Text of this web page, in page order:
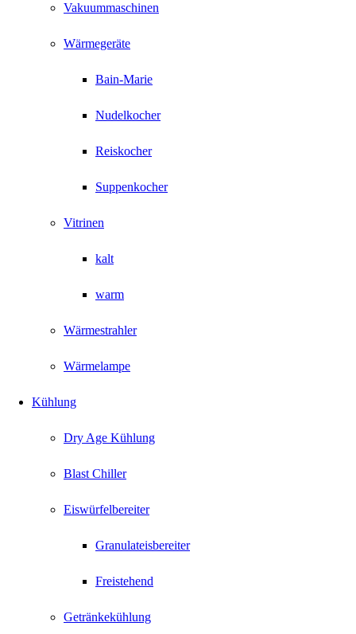
Vakuummaschinen
Wärmegeräte
Bain-Marie
Nudelkocher
Reiskocher
Suppenkocher
Vitrinen
kalt
warm
Wärmestrahler
Wärmelampe
Kühlung
Dry Age Kühlung
Blast Chiller
Eiswürfelbereiter
Granulateisbereiter
Freistehend
Getränkekühlung